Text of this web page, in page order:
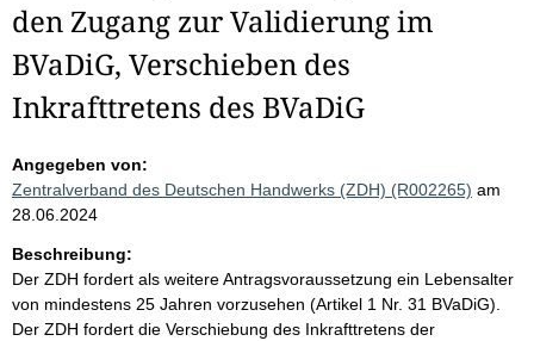
den Zugang zur Validierung im
BVaDiG, Verschieben des
Inkrafttretens des BVaDiG
Angegeben von:
Zentralverband des Deutschen Handwerks (ZDH) (R002265) am
28.06.2024
Beschreibung:
Der ZDH fordert als weitere Antragsvoraussetzung ein Lebensalter
von mindestens 25 Jahren vorzusehen (Artikel 1 Nr. 31 BVaDiG).
Der ZDH fordert die Verschiebung des Inkrafttretens der